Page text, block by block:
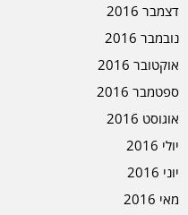
דצמבר 2016
נובמבר 2016
אוקטובר 2016
ספטמבר 2016
אוגוסט 2016
יולי 2016
יוני 2016
מאי 2016